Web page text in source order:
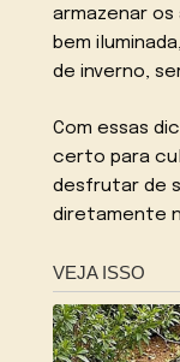
armazenar
bem
de inverno,
Com essas
certo para
desfrutar de
diretamente